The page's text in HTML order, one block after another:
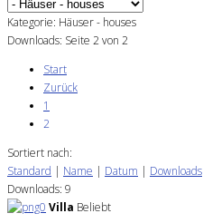
Kategorie: Häuser - houses
Downloads: Seite 2 von 2
Start
Zurück
1
2
Sortiert nach:
Standard | Name | Datum | Downloads
Downloads: 9
Villa Beliebt